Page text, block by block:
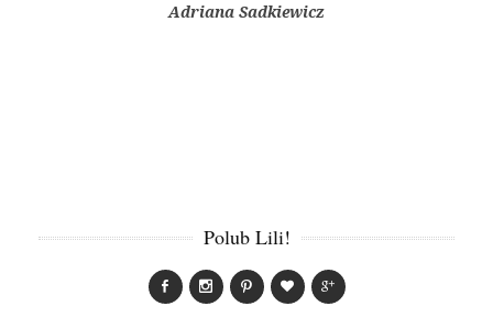
Adriana Sadkiewicz
Polub Lili!